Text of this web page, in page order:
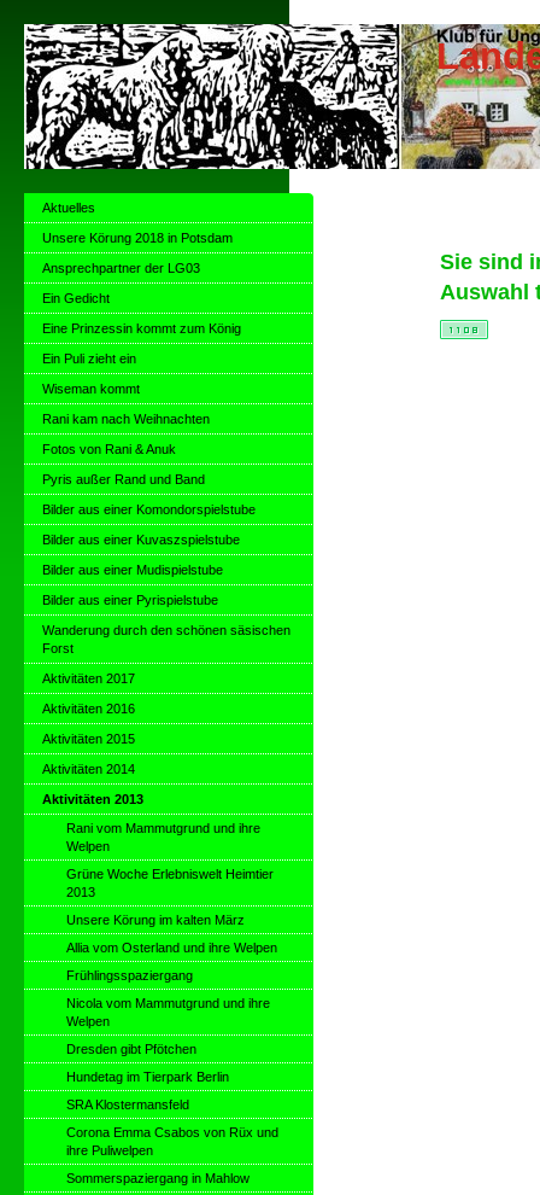
Sie sind
Auswahl
Aktuelles
Unsere Körung 2018 in Potsdam
Ansprechpartner der LG03
Ein Gedicht
Eine Prinzessin kommt zum König
Ein Puli zieht ein
Wiseman kommt
Rani kam nach Weihnachten
Fotos von Rani & Anuk
Pyris außer Rand und Band
Bilder aus einer Komondorspielstube
Bilder aus einer Kuvaszspielstube
Bilder aus einer Mudispielstube
Bilder aus einer Pyrispielstube
Wanderung durch den schönen säsischen
Forst
Aktivitäten 2017
Aktivitäten 2016
Aktivitäten 2015
Aktivitäten 2014
Aktivitäten 2013
Rani vom Mammutgrund und ihre
Welpen
Grüne Woche Erlebniswelt Heimtier
2013
Unsere Körung im kalten März
Allia vom Osterland und ihre Welpen
Frühlingsspaziergang
Nicola vom Mammutgrund und ihre
Welpen
Dresden gibt Pfötchen
Hundetag im Tierpark Berlin
SRA Klostermansfeld
Corona Emma Csabos von Rüx und
ihre Puliwelpen
Sommerspaziergang in Mahlow